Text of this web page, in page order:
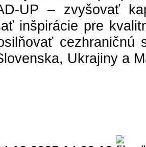
UP – zvyšovať
inšpirácie pre
cezhraničnú
Ukrajiny a